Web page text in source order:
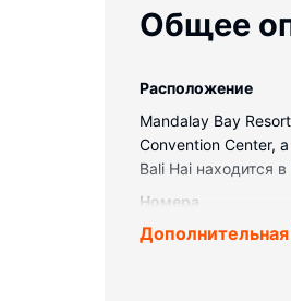
Общее
Pасположение
Mandalay Bay
Convention Center,
Bali Hai находится
Номера
Почувствуйте